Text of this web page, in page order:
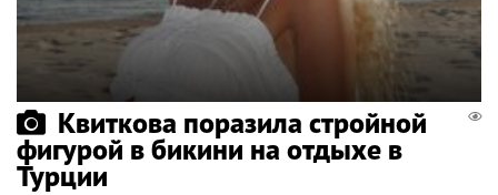
Квиткова поразила стройной
фигурой в бикини на отдыхе в
Турции